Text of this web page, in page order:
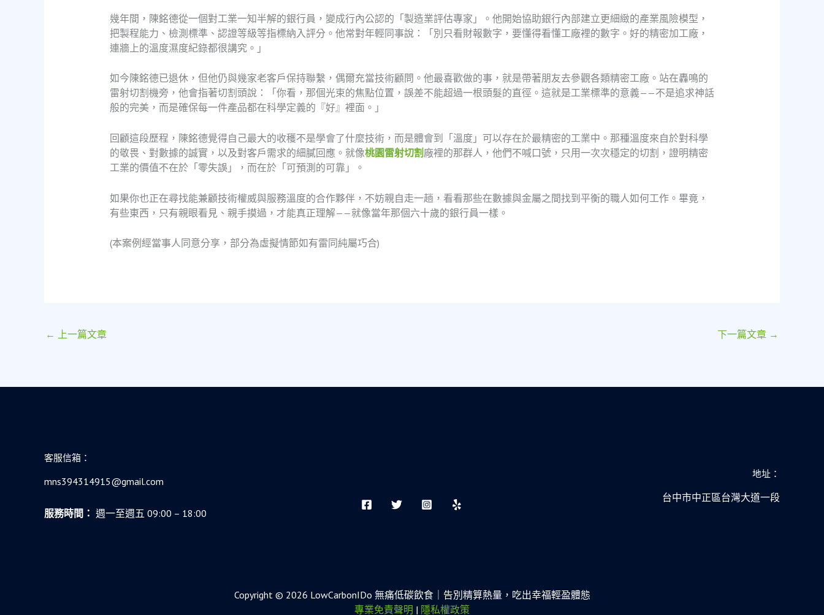
幾年間，陳銘德從一個對工業一知半解的銀行員，變成行內公認的「製造業評估專家」。他開始協助銀行內部建立更細緻的產業風險模型，
把製程能力、檢測標準、認證等級等指標納入評分。他常對年輕同事說：「別只看財報數字，要懂得看懂工廠裡的數字。好的精密加工廠，
連牆上的溫度濕度紀錄都很講究。」
如今陳銘德已退休，但他仍與幾家老客戶保持聯繫，偶爾充當技術顧問。他最喜歡做的事，就是帶著朋友去參觀各類精密工廠。站在轟鳴的
雷射切割機旁，他會指著切割頭說：「你看，那個光束的焦點位置，誤差不能超過一根頭髮的直徑。這就是工業標準的意義——不是追求神話
般的完美，而是確保每一件產品都在科學定義的『好』裡面。」
回顧這段歷程，陳銘德覺得自己最大的收穫不是學會了什麼技術，而是體會到「溫度」可以存在於最精密的工業中。那種溫度來自於對科學
的敬畏、對數據的誠實，以及對客戶需求的細膩回應。就像桃園雷射切割 廠裡的那群人，他們不喊口號，只用一次次穩定的切割，證明精密
工業的價值不在於「零失誤」，而在於「可預測的可靠」。
如果你也正在尋找能兼顧技術權威與服務溫度的合作夥伴，不妨親自走一趟，看看那些在數據與金屬之間找到平衡的職人如何工作。畢竟，
有些東西，只有親眼看見、親手摸過，才能真正理解——就像當年那個六十歲的銀行員一樣。
(本案例經當事人同意分享，部分為虛擬情節如有雷同純屬巧合)
← 上一篇文章 下一篇文章 →
客服信箱：
mns394314915@gmail.com
服務時間： 週一至週五 09:00 – 18:00
地址：
台中市中正區台灣大道一段
Copyright © 2026 LowCarbonIDo 無痛低碳飲食｜告別精算熱量，吃出幸福輕盈體態
專業免責聲明 | 隱私權政策